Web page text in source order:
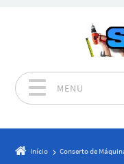
MENU
Início Conserto de